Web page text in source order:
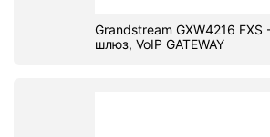
Grandstream GXW4216 FXS
шлюз, VoIP GATEWAY